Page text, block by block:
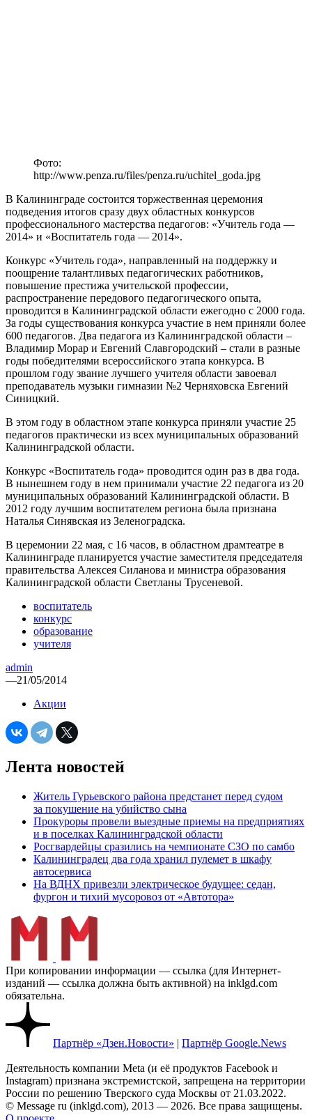
Фото:
http://www.penza.ru/files/penza.ru/uchitel_goda.jpg
В Калининграде состоится торжественная церемония
подведения итогов сразу двух областных конкурсов
профессионального мастерства педагогов: «Учитель года —
2014» и «Воспитатель года — 2014».
Конкурс «Учитель года», направленный на поддержку и
поощрение талантливых педагогических работников,
повышение престижа учительской профессии,
распространение передового педагогического опыта,
проводится в Калининградской области ежегодно с 2000 года.
За годы существования конкурса участие в нем приняли более
600 педагогов. Два педагога из Калининградской области –
Владимир Морар и Евгений Славгородский – стали в разные
годы победителями всероссийского этапа конкурса. В
прошлом году звание лучшего учителя области завоевал
преподаватель музыки гимназии №2 Черняховска Евгений
Синицкий.
В этом году в областном этапе конкурса приняли участие 25
педагогов практически из всех муниципальных образований
Калининградской области.
Конкурс «Воспитатель года» проводится один раз в два года.
В нынешнем году в нем принимали участие 22 педагога из 20
муниципальных образований Калининградской области. В
2012 году лучшим воспитателем региона была признана
Наталья Синявская из Зеленоградска.
В церемонии 22 мая, с 16 часов, в областном драмтеатре в
Калининграде планируется участие заместителя председателя
правительства Алексея Силанова и министра образования
Калининградской области Светланы Трусеневой.
воспитатель
конкурс
образование
учителя
admin
—21/05/2014
Акции
Лента новостей
Житель Гурьевского района предстанет перед судом
за покушение на убийство сына
Прокуроры провели выездные приемы на предприятиях
и в поселках Калининградской области
Росгвардейцы сразились на чемпионате СЗО по самбо
Калининградец два года хранил пулемет в шкафу
автосервиса
На ВДНХ привезли электрическое будущее: седан,
фургон и тихий мусоровоз от «Автотора»
При копировании информации — ссылка (для Интернет-
изданий — ссылка должна быть активной) на inklgd.com
обязательна.
Партнёр «Дзен.Новости» | Партнёр Google.News
Деятельность компании Meta (и её продуктов Facebook и
Instagram) признана экстремистской, запрещена на территории
России по решению Тверского суда Москвы от 21.03.2022.
© Message ru (inklgd.com), 2013 — 2026. Все права защищены.